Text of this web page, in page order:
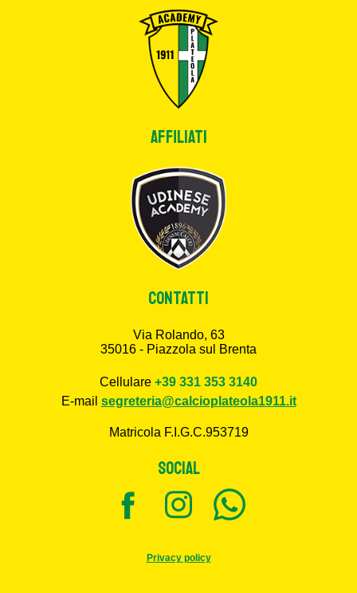
Affiliati
CONTATTI
Via Rolando, 63
35016 - Piazzola sul Brenta
Cellulare +39 331 353 3140
E-mail segreteria@calcioplateola1911.it
Matricola F.I.G.C.953719
SOCIAL
Privacy policy